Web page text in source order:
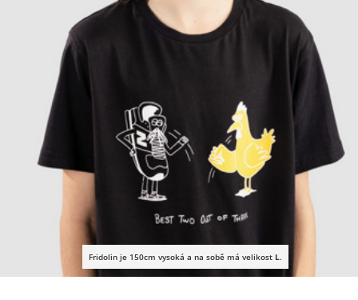
Fridolin je 150cm vysoká a na sobě má velikost L.